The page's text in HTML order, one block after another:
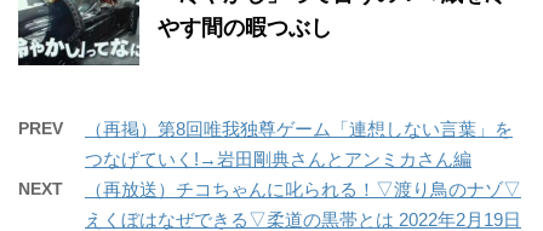
やす間の暇つぶし
PREV
（再掲）第8回唯我独尊ゲーム「連想しない言葉」を
つなげていく!→岩田剛典さんとアンミカさん編
NEXT
（再放送）チコちゃんに叱られる！▽渡り鳥のナゾ▽
えくぼはなぜできる▽柔道の黒帯とは 2022年2月19日